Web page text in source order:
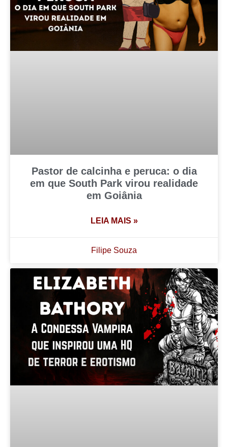
Pastor de calcinha e peruca: o dia
em que South Park virou realidade
em Goiânia
LEIA MAIS »
Filipe Souza